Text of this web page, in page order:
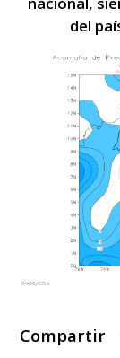
del
Compartir